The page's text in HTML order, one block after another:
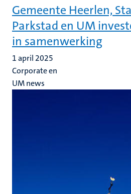
Gemeente Heerlen,
Parkstad en UM
in samenwerking
1 april 2025
Corporate en
UM news